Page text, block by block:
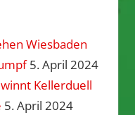
Wiesbaden
5. April 2024
Kellerduell
5. April 2024